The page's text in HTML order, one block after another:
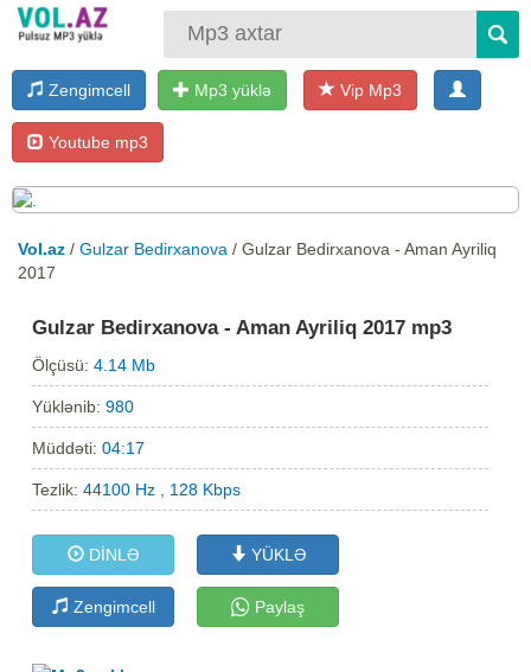
Zengimcell Mp3 yüklə Vip Mp3
Youtube mp3
Vol.az / Gulzar Bedirxanova / Gulzar Bedirxanova - Aman Ayriliq
2017
Gulzar Bedirxanova - Aman Ayriliq 2017 mp3
Ölçüsü:4.14 Mb
Yüklənib:980
Müddəti:04:17
Tezlik:44100 Hz , 128 Kbps
DİNLƏ YÜKLƏ
Zengimcell Paylaş